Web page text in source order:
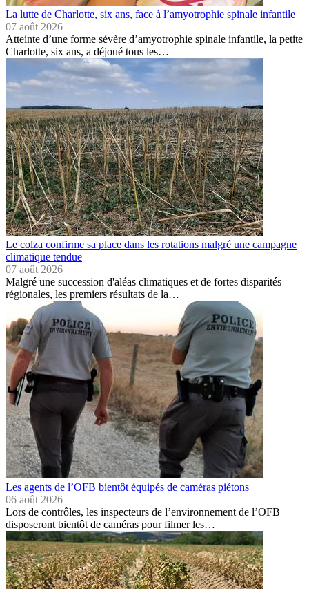
La lutte de Charlotte, six ans, face à l’amyotrophie spinale infantile
07 août 2026
Atteinte d’une forme sévère d’amyotrophie spinale infantile, la petite
Charlotte, six ans, a déjoué tous les…
Le colza confirme sa place dans les rotations malgré une campagne
climatique tendue
07 août 2026
Malgré une succession d'aléas climatiques et de fortes disparités
régionales, les premiers résultats de la…
Les agents de l’OFB bientôt équipés de caméras piétons
06 août 2026
Lors de contrôles, les inspecteurs de l’environnement de l’OFB
disposeront bientôt de caméras pour filmer les…